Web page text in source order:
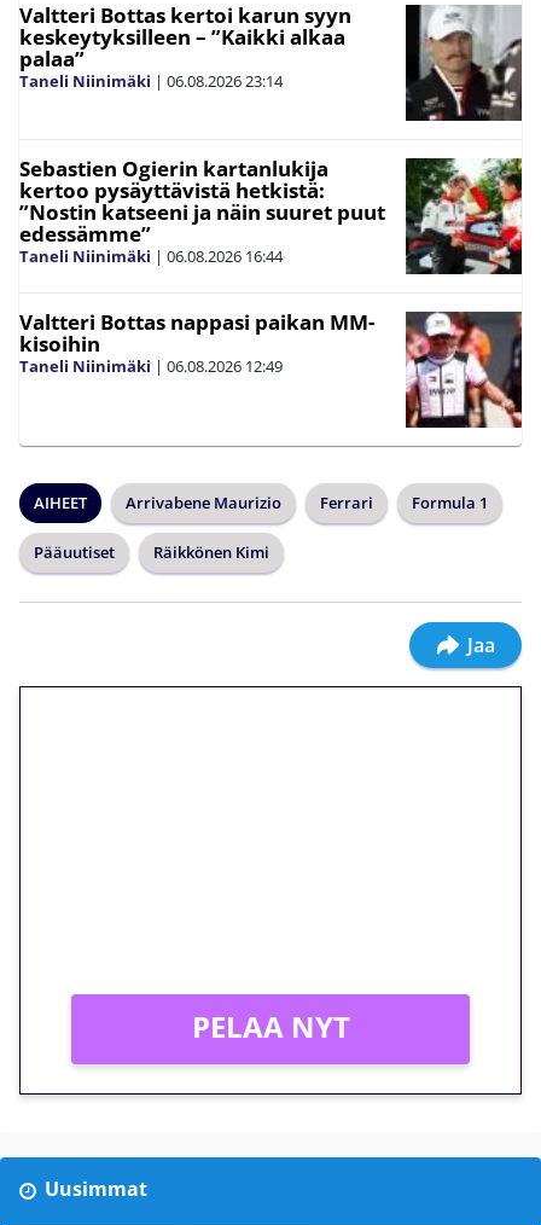
Valtteri Bottas kertoi karun syyn
keskeytyksilleen – ”Kaikki alkaa
palaa”
Taneli Niinimäki | 06.08.202623:14
Sebastien Ogierin kartanlukija
kertoo pysäyttävistä hetkistä:
”Nostin katseeni ja näin suuret puut
edessämme”
Taneli Niinimäki | 06.08.2026 16:44
Valtteri Bottas nappasi paikan MM-
kisoihin
Taneli Niinimäki | 06.08.2026 12:49
AIHEET Arrivabene Maurizio Ferrari Formula 1
Pääuutiset Räikkönen Kimi
Jaa
PELAA NYT
Uusimmat